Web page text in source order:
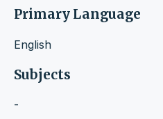
Primary Language
English
Subjects
-